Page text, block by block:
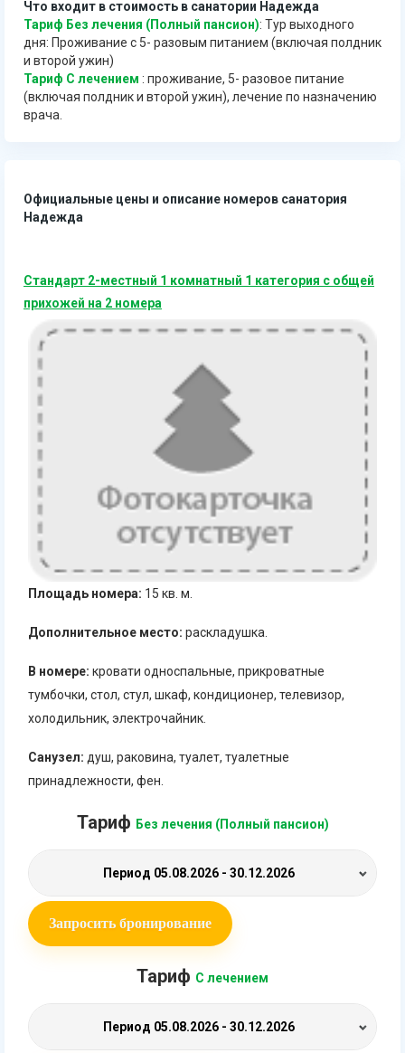
Что входит в стоимость в санатории Надежда
Тариф Без лечения (Полный пансион): Тур выходного
дня: Проживание с 5- разовым питанием (включая полдник
и второй ужин)
Тариф С лечением : проживание, 5- разовое питание
(включая полдник и второй ужин), лечение по назначению
врача.
Официальные цены и описание номеров санатория
Надежда
Стандарт 2-местный 1 комнатный 1 категория с общей
прихожей на 2 номера
Площадь номера: 15 кв. м.
Дополнительное место: раскладушка.
В номере: кровати односпальные, прикроватные
тумбочки, стол, стул, шкаф, кондиционер, телевизор,
холодильник, электрочайник.
Санузел: душ, раковина, туалет, туалетные
принадлежности, фен.
Тариф Без лечения (Полный пансион)
Период 05.08.2026 - 30.12.2026
Запросить бронирование
Тариф С лечением
Период 05.08.2026 - 30.12.2026